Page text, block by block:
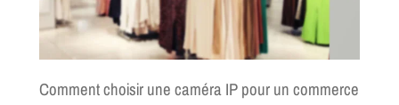
Comment choisir une caméra IP pour un commerce